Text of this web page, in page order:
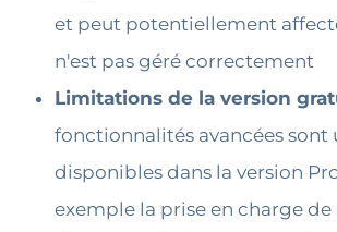
et peut potentiellement
n'est pas géré correctement
Limitations de la version
fonctionnalités avancées
disponibles dans la version
exemple la prise en charge de